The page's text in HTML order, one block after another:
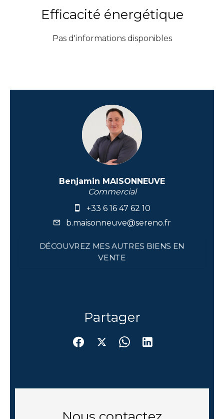
Efficacité énergétique
Pas d'informations disponibles
Benjamin MAISONNEUVE
Commercial
+33 6 16 47 62 10
b.maisonneuve@sereno.fr
DÉCOUVREZ MES AUTRES BIENS EN
VENTE
Partager